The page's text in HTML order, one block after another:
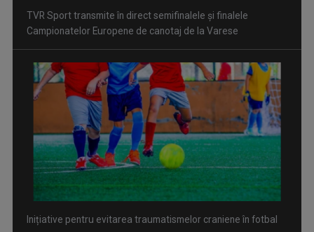
Inițiative pentru evitarea traumatismelor craniene în fotbal
David Popovici atacă o performanţă istorică la Europene. În
direct şi în exclusivitate la TVR